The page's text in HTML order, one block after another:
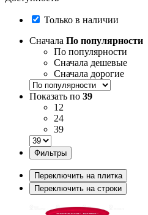
Только в наличии
Сначала По популярности
По популярности
Сначала дешевые
Сначала дорогие
Показать по 39
12
24
39
Фильтры
Переключить на плитка
Переключить на строки